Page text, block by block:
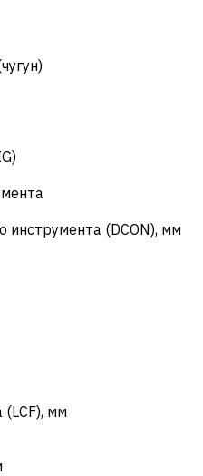
инструмента (DCON), мм
(LCF), мм